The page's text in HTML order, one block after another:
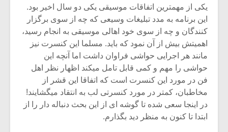
یکی از مهمترین اتفاقات موسیقی یکی دو سال اخیر بود.
این برنامه به مدد تبلیغات وسیعی که چه از سوی برگزار
کنندگان و چه از سوی خود اهالی موسیقی به انجام رسید،
اهمیتش بیش از آن نمود که باید. مسلما این کنسرت نیز
مانند هر اجرایی حواشی فراوان داشت اما آنچه این
حواشی را مهم و کمی قابل تامل میکند اظهار نظر اهل
فن در مورد این کنسرت است که اتفاقا این قشر از
مخاطبان، کمتر در مورد کنسرتی لب به انتقاد میگشایند!
در اینجا سعی شده تا گوشه ای از این بحث دنباله دار را از
ابتدا تا کنون به منظر دید بگذارم.
یادداشتی بر موسیقی
متن فیلم «متری
شیش و نیم»
اگر نمی توانی
مشهورترین باشی،
بدنام ترین باش
دوره
موسیقی
موسیقی